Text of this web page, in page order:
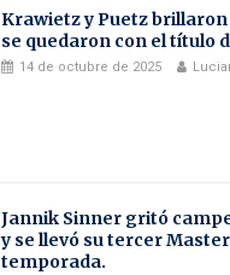
Krawietz y Puetz brillaron
se quedaron con el título
14 de octubre de 2025
Jannik Sinner gritó
y se llevó su tercer
temporada.